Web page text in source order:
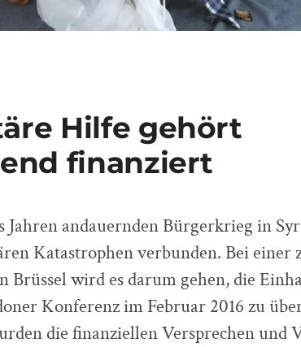
Hilfe gehört
finanziert
Jahren andauernden Bürgerkrieg in
Katastrophen verbunden. Bei einer
Brüssel wird es darum gehen, die
Konferenz im Februar 2016 zu
die finanziellen Versprechen und